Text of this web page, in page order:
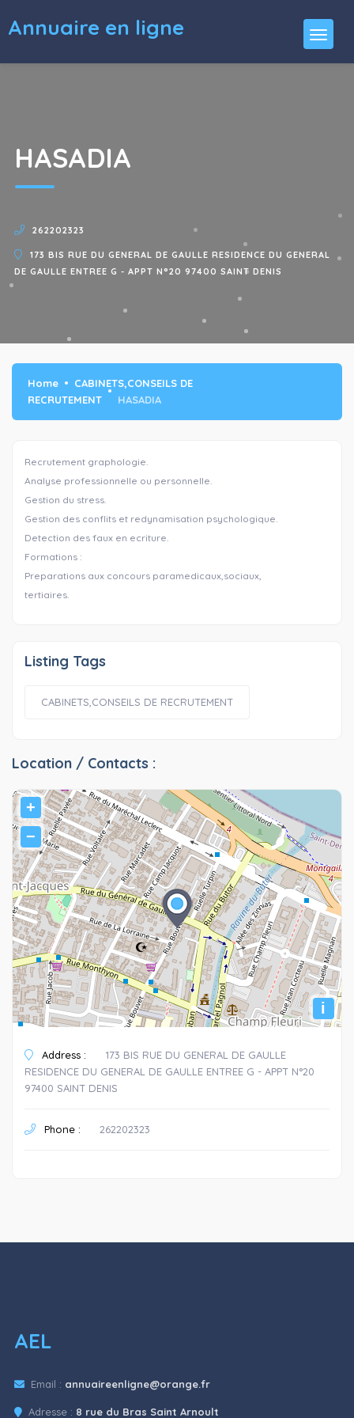
Annuaire en ligne
HASADIA
262202323
173 BIS RUE DU GENERAL DE GAULLE RESIDENCE DU GENERAL
DE GAULLE ENTREE G - APPT N°20 97400 SAINT DENIS
Home
CABINETS,CONSEILS DE
RECRUTEMENT
HASADIA
Recrutement graphologie.
Analyse professionnelle ou personnelle.
Gestion du stress.
Gestion des conflits et redynamisation psychologique.
Detection des faux en ecriture.
Formations :
Preparations aux concours paramedicaux,sociaux,
tertiaires.
Listing Tags
CABINETS,CONSEILS DE RECRUTEMENT
Location / Contacts :
+
−
i
Address :
173 BIS RUE DU GENERAL DE GAULLE
RESIDENCE DU GENERAL DE GAULLE ENTREE G - APPT N°20
97400 SAINT DENIS
Phone : 262202323
AEL
Email : annuaireenligne@orange.fr
Adresse : 8 rue du Bras Saint Arnoult